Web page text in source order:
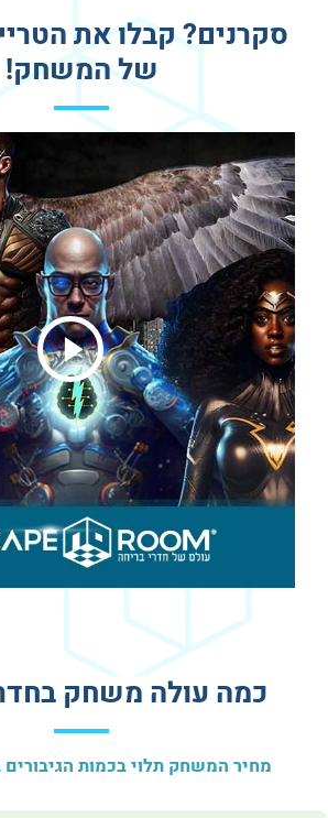
סקרנים? קבלו את
של המשחק!
כמה עולה משחק
מחיר המשחק תלוי בכמות